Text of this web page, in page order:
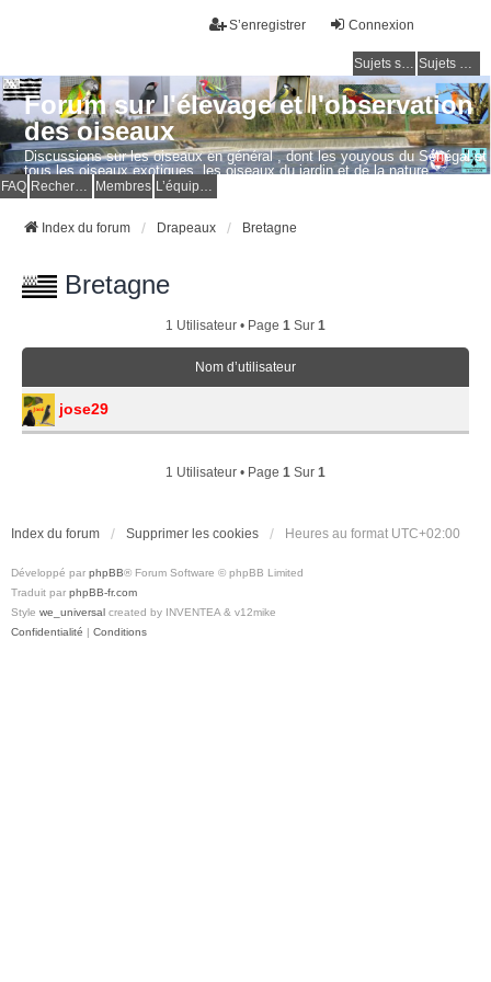
Connexion
S’enregistrer
Sujets sans réponse Sujets actifs
Forum sur l'élevage et l'observation
des oiseaux
Discussions sur les oiseaux en général , dont les youyous du Sénégal et
tous les oiseaux exotiques, les oiseaux du jardin et de la nature.
Questions, photos, expériences.
FAQ Membres
Index du forum Drapeaux Bretagne
Bretagne
1 Utilisateur • Page 1 Sur 1
Nom d’utilisateur
jose29
1 Utilisateur • Page 1 Sur 1
Index du forum Supprimer les cookies Heures au format UTC+02:00
Développé par phpBB® Forum Software © phpBB Limited
Traduit par phpBB-fr.com
Style we_universal created by INVENTEA & v12mike
Confidentialité | Conditions